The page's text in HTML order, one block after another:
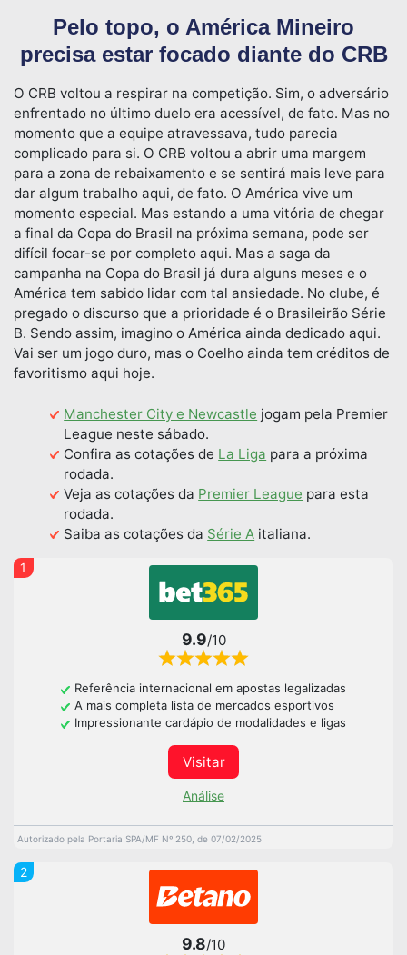
Pelo topo, o América Mineiro
precisa estar focado diante do CRB
O CRB voltou a respirar na competição. Sim, o adversário
enfrentado no último duelo era acessível, de fato. Mas no
momento que a equipe atravessava, tudo parecia
complicado para si. O CRB voltou a abrir uma margem
para a zona de rebaixamento e se sentirá mais leve para
dar algum trabalho aqui, de fato. O América vive um
momento especial. Mas estando a uma vitória de chegar
a final da Copa do Brasil na próxima semana, pode ser
difícil focar-se por completo aqui. Mas a saga da
campanha na Copa do Brasil já dura alguns meses e o
América tem sabido lidar com tal ansiedade. No clube, é
pregado o discurso que a prioridade é o Brasileirão Série
B. Sendo assim, imagino o América ainda dedicado aqui.
Vai ser um jogo duro, mas o Coelho ainda tem créditos de
favoritismo aqui hoje.
Manchester City e Newcastle jogam pela Premier
League neste sábado.
Confira as cotações de La Liga para a próxima
rodada.
Veja as cotações da Premier League para esta
rodada.
Saiba as cotações da Série A italiana.
1
9.9/10
Referência internacional em apostas legalizadas
A mais completa lista de mercados esportivos
Impressionante cardápio de modalidades e ligas
Visitar
Análise
Autorizado pela Portaria SPA/MF Nº 250, de 07/02/2025
2
9.8/10